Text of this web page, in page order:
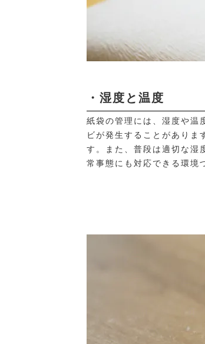
・湿度と温度
紙袋の管理には、湿度や温
ビが発生することがありま
す。また、普段は適切な湿
常事態にも対応できる環境